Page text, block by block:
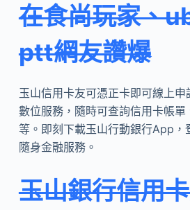
在食尚玩家、
ptt網友讚爆
玉山信用卡友可憑正卡即可線上
數位服務，隨時可查詢信用卡帳單
等。即刻下載玉山行動銀行App，
隨身金融服務。
玉山銀行信用